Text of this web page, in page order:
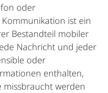
oder
ist ein
Bestandteil mobiler
Nachricht und jeder
oder
enthalten,
missbraucht werden